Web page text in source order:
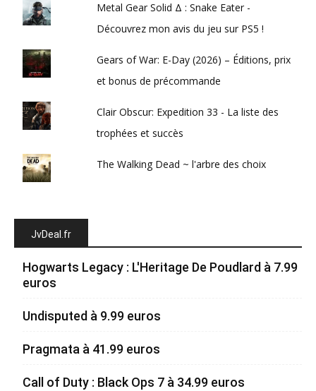
Metal Gear Solid Δ : Snake Eater -
Découvrez mon avis du jeu sur PS5 !
Gears of War: E-Day (2026) – Éditions, prix
et bonus de précommande
Clair Obscur: Expedition 33 - La liste des
trophées et succès
The Walking Dead ~ l'arbre des choix
JvDeal.fr
Hogwarts Legacy : L'Heritage De Poudlard à 7.99
euros
Undisputed à 9.99 euros
Pragmata à 41.99 euros
Call of Duty : Black Ops 7 à 34.99 euros